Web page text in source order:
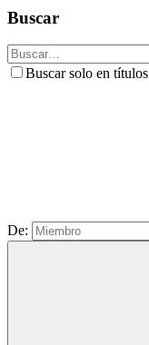
Buscar
Buscar solo en títulos
De: